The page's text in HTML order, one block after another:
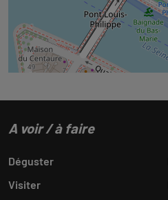
A voir / à faire
Déguster
Visiter